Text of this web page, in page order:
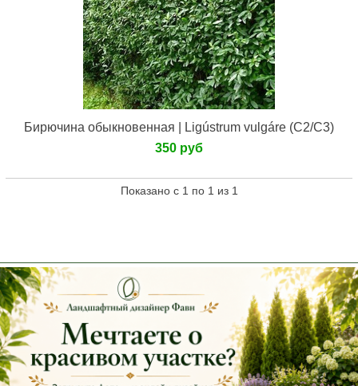
Бирючина обыкновенная | Ligústrum vulgáre (С2/С3)
350 руб
Показано с 1 по 1 из 1